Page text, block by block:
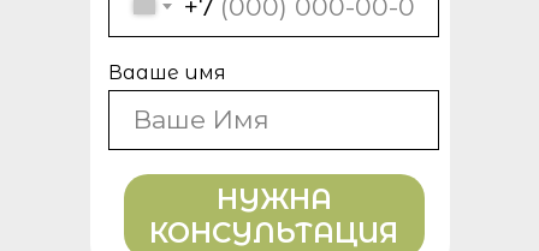
+7
Вааше имя
НУЖНА
КОНСУЛЬТАЦИЯ